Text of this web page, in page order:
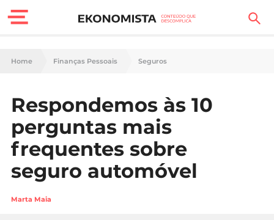
Finanças Pessoais
Carreira
Casa
Lifestyle
Sociedade
Home Finanças Pessoais Seguros
Respondemos às 10
perguntas mais
frequentes sobre
seguro automóvel
Marta Maia